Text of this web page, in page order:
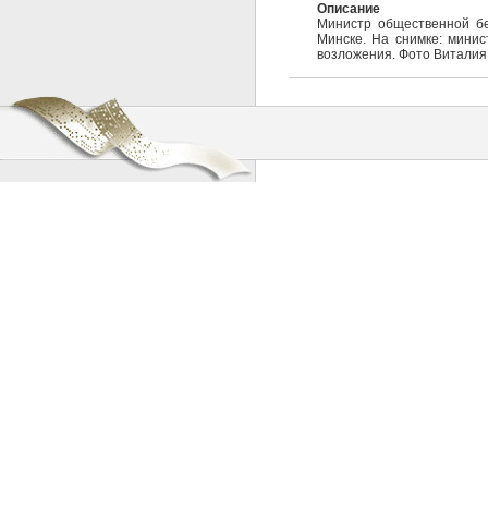
Описание
Министр общественной
Минске. На снимке:
возложения. Фото